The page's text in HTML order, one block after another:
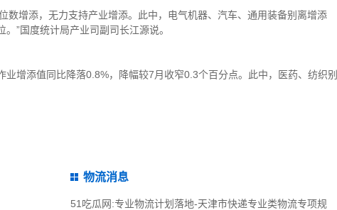
增添，无力支持产业增添。此中，电气机器、汽车、通用装备别离增添
”国度统计局产业司副司长江源说。
添值同比降落0.8%，降幅较7月收窄0.3个百分点。此中，医药、纺织
物流消息
51吃瓜网:专业物流计划落地-天津市快递专业类物流专项规